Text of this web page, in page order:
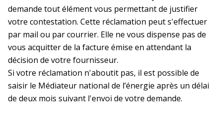
demande tout élément vous permettant de justifier
votre contestation. Cette réclamation peut s'effectuer
par mail ou par courrier. Elle ne vous dispense pas de
vous acquitter de la facture émise en attendant la
décision de votre fournisseur.
Si votre réclamation n'aboutit pas, il est possible de
saisir le Médiateur national de l’énergie après un délai
de deux mois suivant l'envoi de votre demande.